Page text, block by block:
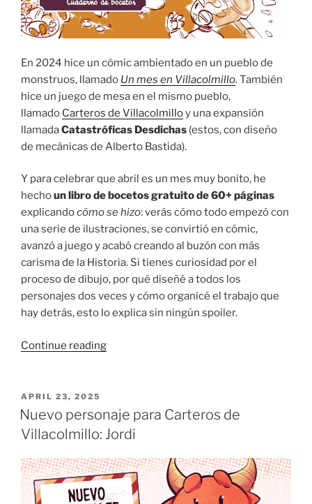
En 2024 hice un cómic ambientado en un pueblo de
monstruos, llamado Un mes en Villacolmillo. También
hice un juego de mesa en el mismo pueblo,
llamado Carteros de Villacolmilloy una expansión
llamadaCatastróficas Desdichas (estos, con diseño
de mecánicas de Alberto Bastida).
Y para celebrar que abril es un mes muy bonito, he
hechoun libro de bocetos gratuito de 60+ páginas
explicandocómo se hizo: verás cómo todo empezó con
una serie de ilustraciones, se convirtió en cómic,
avanzó a juego y acabó creando al buzón con más
carisma de la Historia. Si tienes curiosidad por el
proceso de dibujo, por qué diseñé a todos los
personajes dos veces y cómo organicé el trabajo que
hay detrás, esto lo explica sin ningún spoiler.
Continue reading“Villacolmillo:
bocetos”
POSTED
ON
APRIL 23, 2025
Nuevo personaje para Carteros de
Villacolmillo: Jordi